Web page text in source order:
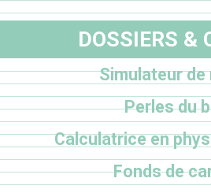
DOSSIERS &
Simulateur de
Perles du
Calculatrice en
Fonds de